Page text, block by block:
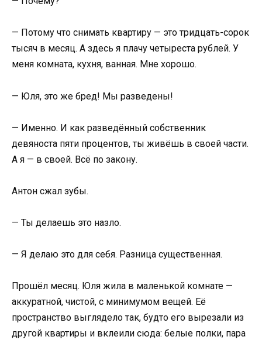
— Потому что снимать квартиру — это тридцать-сорок
тысяч в месяц. А здесь я плачу четыреста рублей. У
меня комната, кухня, ванная. Мне хорошо.
— Юля, это же бред! Мы разведены!
— Именно. И как разведённый собственник
девяноста пяти процентов, ты живёшь в своей части.
А я — в своей. Всё по закону.
Антон сжал зубы.
— Ты делаешь это назло.
— Я делаю это для себя. Разница существенная.
Прошёл месяц. Юля жила в маленькой комнате —
аккуратной, чистой, с минимумом вещей. Её
пространство выглядело так, будто его вырезали из
другой квартиры и вклеили сюда: белые полки, пара